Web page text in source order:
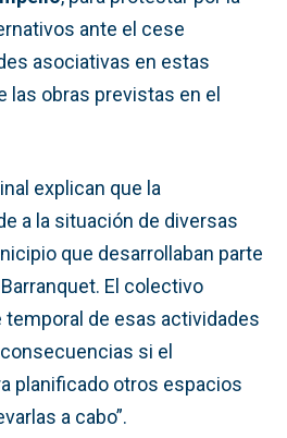
ante el cese
asociativas en estas
las obras previstas en el
explican que la
a la situación de diversas
que desarrollaban parte
El colectivo
de esas actividades
si el
planificado otros espacios
a cabo”.